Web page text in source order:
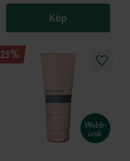
Köp
25%